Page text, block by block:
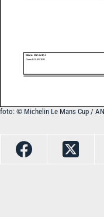
foto: © Michelin Le Mans Cup /